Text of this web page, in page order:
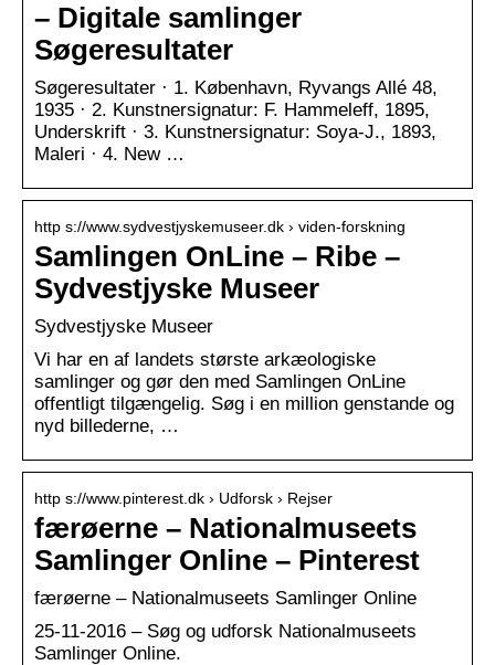
– Digitale samlinger
Søgeresultater
Søgeresultater · 1. København, Ryvangs Allé 48,
1935 · 2. Kunstnersignatur: F. Hammeleff, 1895,
Underskrift · 3. Kunstnersignatur: Soya-J., 1893,
Maleri · 4. New …
http s://www.sydvestjyskemuseer.dk › viden-forskning
Samlingen OnLine – Ribe –
Sydvestjyske Museer
Sydvestjyske Museer
Vi har en af landets største arkæologiske
samlinger og gør den med Samlingen OnLine
offentligt tilgængelig. Søg i en million genstande og
nyd billederne, …
http s://www.pinterest.dk › Udforsk › Rejser
færøerne – Nationalmuseets
Samlinger Online – Pinterest
færøerne – Nationalmuseets Samlinger Online
25-11-2016 – Søg og udforsk Nationalmuseets
Samlinger Online.